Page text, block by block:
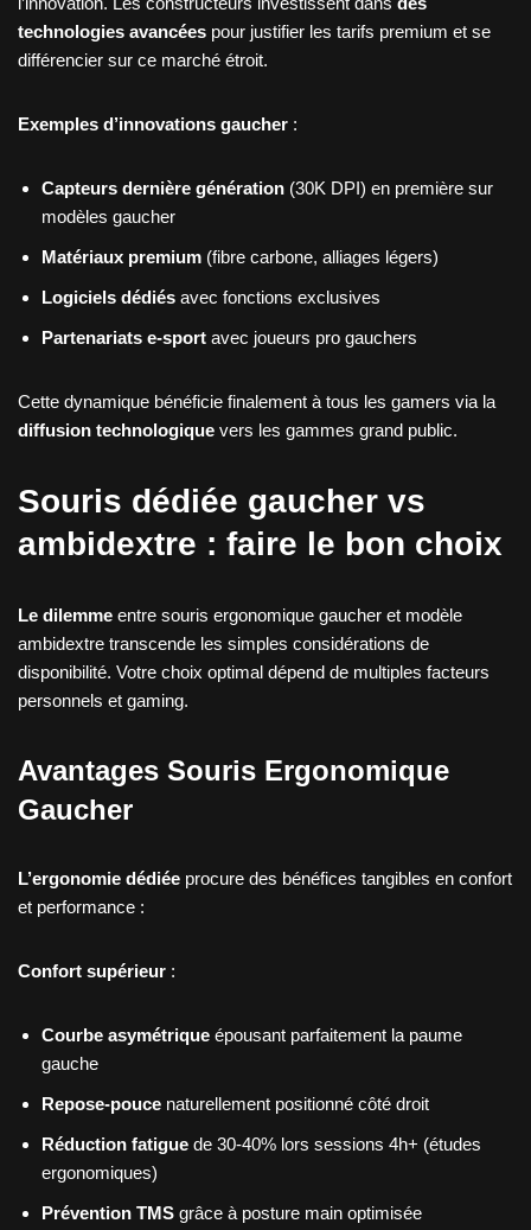
technologies avancées pour justifier les tarifs premium et se
différencier sur ce marché étroit.
Exemples d’innovations gaucher :
Capteurs dernière génération (30K DPI) en première sur
modèles gaucher
Matériaux premium (fibre carbone, alliages légers)
Logiciels dédiés avec fonctions exclusives
Partenariats e-sport avec joueurs pro gauchers
Cette dynamique bénéficie finalement à tous les gamers via la
diffusion technologique vers les gammes grand public.
Souris dédiée gaucher vs
ambidextre : faire le bon choix
Le dilemme entre souris ergonomique gaucher et modèle
ambidextre transcende les simples considérations de
disponibilité. Votre choix optimal dépend de multiples facteurs
personnels et gaming.
Avantages Souris Ergonomique
Gaucher
L’ergonomie dédiée procure des bénéfices tangibles en confort
et performance :
Confort supérieur :
Courbe asymétrique épousant parfaitement la paume
gauche
Repose-pouce naturellement positionné côté droit
Réduction fatigue de 30-40% lors sessions 4h+ (études
ergonomiques)
Prévention TMS grâce à posture main optimisée